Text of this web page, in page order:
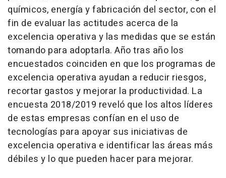
químicos, energía y fabricación del sector, con el
fin de evaluar las actitudes acerca de la
excelencia operativa y las medidas que se están
tomando para adoptarla. Año tras año los
encuestados coinciden en que los programas de
excelencia operativa ayudan a reducir riesgos,
recortar gastos y mejorar la productividad. La
encuesta 2018/2019 reveló que los altos líderes
de estas empresas confían en el uso de
tecnologías para apoyar sus iniciativas de
excelencia operativa e identificar las áreas más
débiles y lo que pueden hacer para mejorar.